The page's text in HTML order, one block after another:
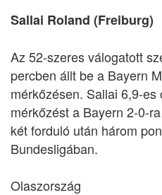
Sallai Roland (Freiburg)
Az 52-szeres válogatott
percben állt be a Bayern
mérkőzésen. Sallai 6,9-
mérkőzést a Bayern 2-0-
két forduló után három
Bundesligában.
Olaszország